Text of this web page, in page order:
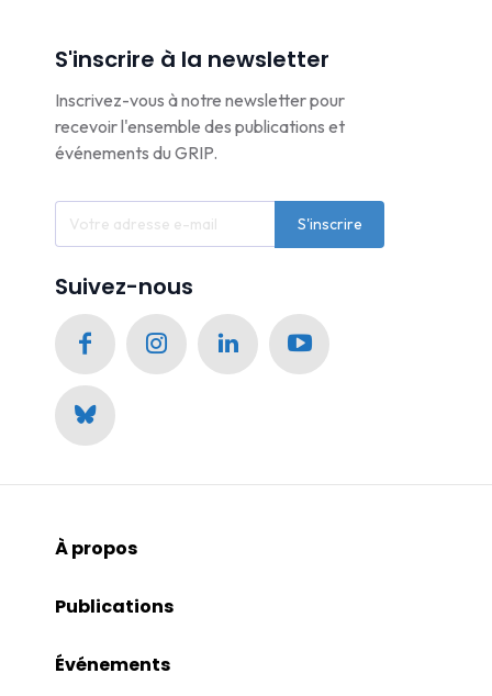
S'inscrire à la newsletter
Inscrivez-vous à notre newsletter pour
recevoir l'ensemble des publications et
événements du GRIP.
S'inscrire
Suivez-nous
À propos
Publications
Événements